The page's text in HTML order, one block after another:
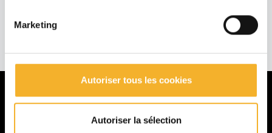
Marketing
Autoriser tous les cookies
Autoriser la sélection
La MFR